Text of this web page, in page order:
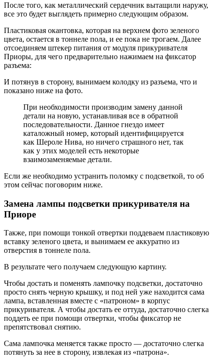
После того, как металлический сердечник вытащили наружу,
все это будет выглядеть примерно следующим образом.
Пластиковая окантовка, которая на верхнем фото зеленого
цвета, остается в тоннеле пола, и ее пока не трогаем. Далее
отсоединяем штекер питания от модуля прикуривателя
Приоры, для чего предварительно нажимаем на фиксатор
разъема:
И потянув в сторону, вынимаем колодку из разъема, что и
показано ниже на фото.
При необходимости производим замену данной
детали на новую, устанавливая все в обратной
последовательности. Данное гнездо имеет
каталожный номер, который идентифицируется
как Шероле Нива, но ничего страшного нет, так
как у этих моделей есть некоторые
взаимозаменяемые детали.
Если же необходимо устранить поломку с подсветкой, то об
этом сейчас поговорим ниже.
Замена лампы подсветки прикуривателя на
Приоре
Также, при помощи тонкой отвертки поддеваем пластиковую
вставку зеленого цвета, и вынимаем ее аккуратно из
отверстия в тоннеле пола.
В результате чего получаем следующую картину.
Чтобы достать и поменять лампочку подсветки, достаточно
просто снять черную крышку, и под ней уже находится сама
лампа, вставленная вместе с «патроном» в корпус
прикуривателя. А чтобы достать ее оттуда, достаточно слегка
поддеть ее при помощи отвертки, чтобы фиксатор не
препятствовал снятию.
Сама лампочка меняется также просто — достаточно слегка
потянуть за нее в сторону, извлекая из «патрона».